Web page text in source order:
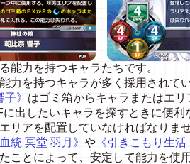
能力を持つキャラたちです。
力を持つキャラが多く採用されて
子》 はゴミ箱からキャラまたはエ
出したいキャラを探すときに便利
リアを配置していなければなりま
統 冥堂 羽月》 や 《引きこもり生
ことによって、安定して能力を使